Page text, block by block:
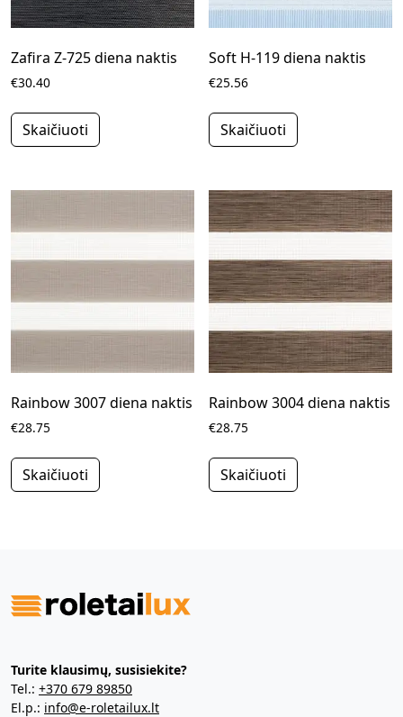
Zafira Z-725 diena naktis
€30.40
Skaičiuoti
Soft H-119 diena naktis
€25.56
Skaičiuoti
Rainbow 3007 diena naktis
€28.75
Skaičiuoti
Rainbow 3004 diena naktis
€28.75
Skaičiuoti
Turite klausimų, susisiekite?
Tel.: +370 679 89850
El.p.: info@e-roletailux.lt